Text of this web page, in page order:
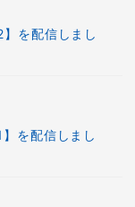
を配信しまし
を配信しまし